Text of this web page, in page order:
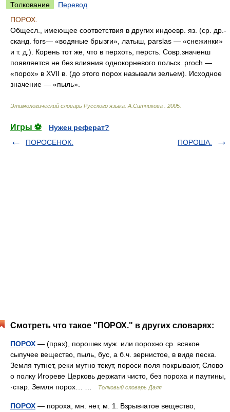
Толкование
Перевод
ПОРОХ.
Общесл., имеющее соответствия в других индоевр. яз. (ср. др.-
сканд. fors— «водяные брызги», латыш, parslas — «снежинки»
и т. д.). Корень тот же, что в перхоть, персть. Совр.значенш
появляется не без влияния однокорневого польск. proch —
«порох» в XVII в. (до этого порох называли зельем). Исходное
значение — «пыль».
Этимологический словарь Русского языка А.Ситникова 2005
Игры ⚽
Нужен реферат?
ПОРОСЕНОК.
ПОРОША.
Смотреть что такое "ПОРОХ." в других словарях:
ПОРОХ — (прах), порошек муж. или порохно ср. всякое
сыпучее вещество, пыль, бус, а б.ч. зернистое, в виде песка.
Земля тутнет, реки мутно текут, пороси поля покрывают, Слово
о полку Игореве Церковь держати чисто, без пороха и паутины,
·стар. Земля порох… …
Толковый словарь Даля
ПОРОХ — пороха, мн. нет, м. 1. Взрывчатое вещество,